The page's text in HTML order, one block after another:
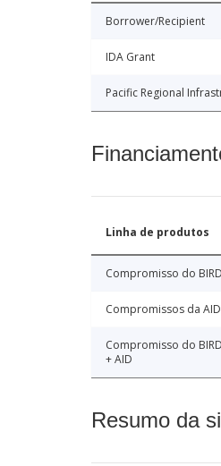
Borrower/Recipient
IDA Grant
Pacific Regional
Linha de produtos
Compromisso do BIRD
Compromissos da AID
Compromisso do BIRD
+ AID
Resumo da